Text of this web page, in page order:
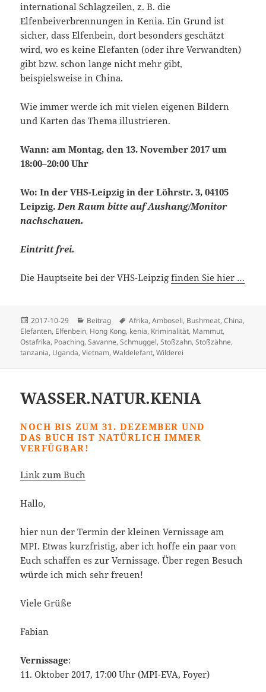
international Schlagzeilen, z. B. die
Elfenbeiverbrennungen in Kenia. Ein Grund ist
sicher, dass Elfenbein, dort besonders geschätzt
wird, wo es keine Elefanten (oder ihre Verwandten)
gibt bzw. schon lange nicht mehr gibt,
beispielsweise in China.
Wie immer werde ich mit vielen eigenen Bildern
und Karten das Thema illustrieren.
Wann: am Montag, den 13. November 2017 um
18:00–20:00 Uhr
Wo: In der VHS-Leipzig in der Löhrstr. 3, 04105
Leipzig.Den Raum bitte auf Aushang/Monitor
nachschauen.
Eintritt frei.
Die Hauptseite bei der VHS-Leipzigfinden Sie hier …
Veröffentlicht
am
2017-10-29 Kategorien
Beitrag Schlagwörter
Afrika,Amboseli, Bushmeat,China,
Elefanten, Elfenbein, Hong Kong, kenia, Kriminalität, Mammut,
Ostafrika, Poaching,Savanne,Schmuggel,Stoßzahn,Stoßzähne,
tanzania, Uganda,Vietnam,Waldelefant,Wilderei
WASSER.NATUR.KENIA
NOCH BIS ZUM 31. DEZEMBER UND
DAS BUCH IST NATÜRLICH IMMER
VERFÜGBAR!
Link zum Buch
Hallo,
hier nun der Termin der kleinen Vernissage am
MPI. Etwas kurzfristig, aber ich hoffe ein paar von
Euch schaffen es zur Vernissage. Über regen Besuch
würde ich mich sehr freuen!
Viele Grüße
Fabian
Vernissage:
11. Oktober 2017, 17:00 Uhr (MPI-EVA, Foyer)